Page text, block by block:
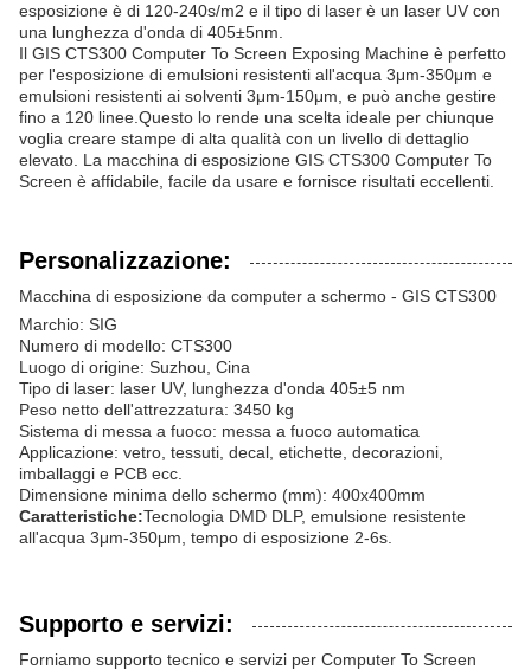
esposizione è di 120-240s/m2 e il tipo di laser è un laser UV con
una lunghezza d'onda di 405±5nm.
Il GIS CTS300 Computer To Screen Exposing Machine è perfetto
per l'esposizione di emulsioni resistenti all'acqua 3μm-350μm e
emulsioni resistenti ai solventi 3μm-150μm, e può anche gestire
fino a 120 linee.Questo lo rende una scelta ideale per chiunque
voglia creare stampe di alta qualità con un livello di dettaglio
elevato. La macchina di esposizione GIS CTS300 Computer To
Screen è affidabile, facile da usare e fornisce risultati eccellenti.
Personalizzazione:
Macchina di esposizione da computer a schermo - GIS CTS300
Marchio: SIG
Numero di modello: CTS300
Luogo di origine: Suzhou, Cina
Tipo di laser: laser UV, lunghezza d'onda 405±5 nm
Peso netto dell'attrezzatura: 3450 kg
Sistema di messa a fuoco: messa a fuoco automatica
Applicazione: vetro, tessuti, decal, etichette, decorazioni,
imballaggi e PCB ecc.
Dimensione minima dello schermo (mm): 400x400mm
Caratteristiche:Tecnologia DMD DLP, emulsione resistente
all'acqua 3μm-350μm, tempo di esposizione 2-6s.
Supporto e servizi:
Forniamo supporto tecnico e servizi per Computer To Screen